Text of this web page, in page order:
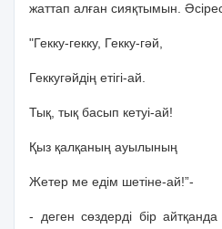
жаттап алған сияқтымын.
"Гекку-гекку, Гекку-гәй,
Геккугәйдiң етiгi-ай.
Тық, тық басып кетуi-ай!
Қыз қалқаның ауылының
Жетер ме едiм шетiне-ай!”-
- деген сөздердi бiр